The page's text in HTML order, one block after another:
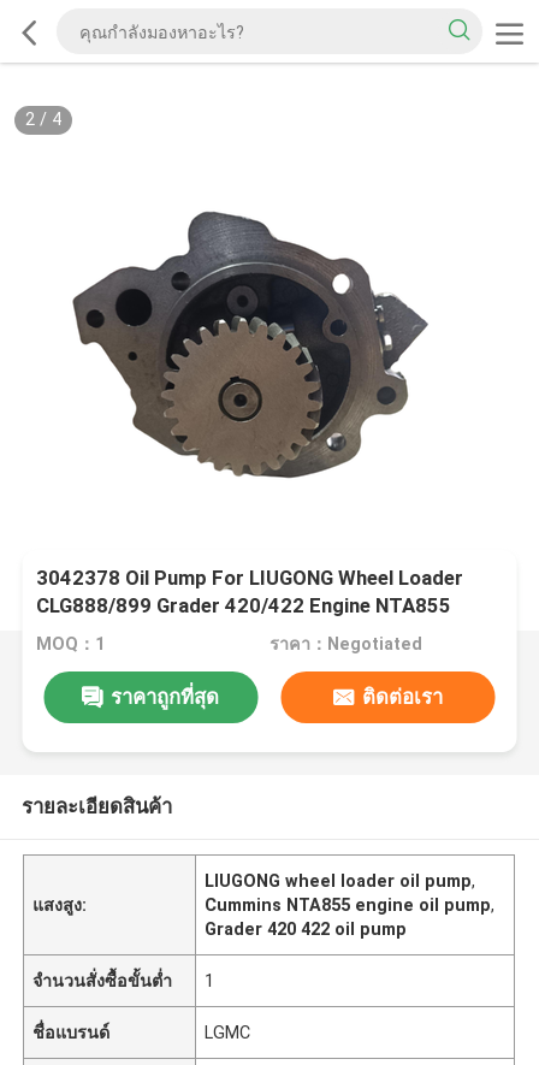
2/ 4
3042378 Oil Pump For LIUGONG Wheel Loader
CLG888/899 Grader 420/422 Engine NTA855
Dozer SD22、SD23
MOQ：1 ราคา：Negotiated
ราคาถูกที่สุด ติดต่อเรา
รายละเอียดสินค้า
แสงสูง:
LIUGONG wheel loader oil pump,
Cummins NTA855 engine oil pump,
Grader 420 422 oil pump
จำนวนสั่งซื้อขั้นต่ำ 1
ชื่อแบรนด์ LGMC